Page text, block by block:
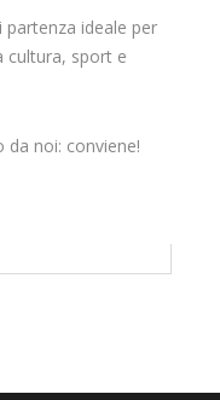
partenza ideale per
cultura, sport e
noi: conviene!